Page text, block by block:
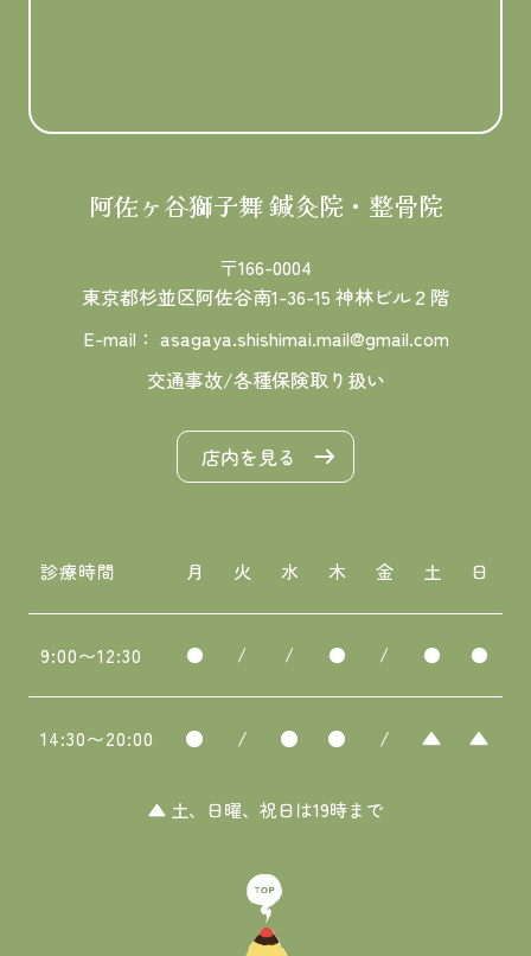
阿佐ヶ谷獅子舞 鍼灸院・整骨院
〒166-0004
東京都杉並区阿佐谷南1-36-15 神林ビル２階
E-mail： asagaya.shishimai.mail@gmail.com
交通事故/各種保険取り扱い
店内を見る
診療時間 月 火 水 木 金 土 日
9:00〜12:30 ● / / ● / ● ●
14:30〜20:00 ● / ● ● / ▲ ▲
▲ 土、日曜、祝日は19時まで